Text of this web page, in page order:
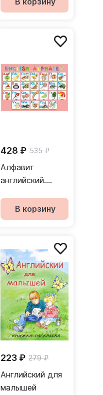
428 ₽ 535 ₽
Алфавит
английский.
детское издание
В корзину
223 ₽ 279 ₽
Английский для
малышей